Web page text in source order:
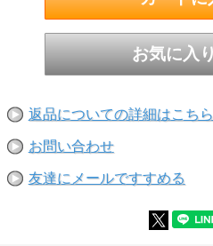
返品についての詳細はこちら
お問い合わせ
友達にメールですすめる